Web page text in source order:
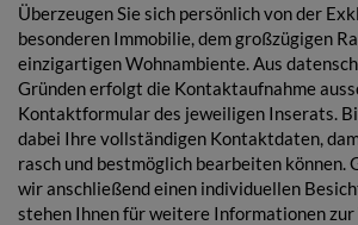
Überzeugen Sie sich persönlich von der
besonderen Immobilie, dem großzügigen
einzigartigen Wohnambiente. Aus
Gründen erfolgt die Kontaktaufnahme
Kontaktformular des jeweiligen Inserats.
dabei Ihre vollständigen Kontaktdaten,
rasch und bestmöglich bearbeiten können.
wir anschließend einen individuellen
stehen Ihnen für weitere Informationen zur